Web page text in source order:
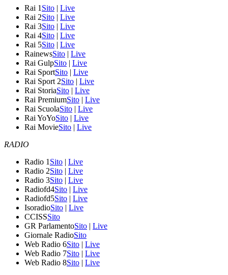
Rai 1 Sito | Live
Rai 2Sito | Live
Rai 3Sito | Live
Rai 4Sito | Live
Rai 5Sito | Live
RainewsSito | Live
Rai GulpSito | Live
Rai SportSito | Live
Rai Sport 2Sito | Live
Rai StoriaSito | Live
Rai PremiumSito | Live
Rai ScuolaSito | Live
Rai YoYoSito | Live
Rai MovieSito | Live
RADIO
Radio 1 Sito | Live
Radio 2Sito | Live
Radio 3Sito | Live
Radiofd4Sito | Live
Radiofd5Sito | Live
IsoradioSito | Live
CCISSSito
GR ParlamentoSito | Live
Giornale RadioSito
Web Radio 6Sito | Live
Web Radio 7Sito | Live
Web Radio 8Sito | Live